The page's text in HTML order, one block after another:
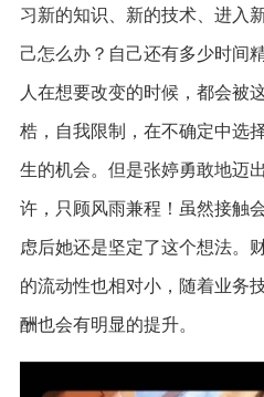
习新的知识、新的技术、进入
己怎么办？自己还有多少时间
人在想要改变的时候，都会被
梏，自我限制，在不确定中选
生的机会。但是张婷勇敢地迈
许，只顾风雨兼程！虽然接触
虑后她还是坚定了这个想法。
的流动性也相对小，随着业务
酬也会有明显的提升。